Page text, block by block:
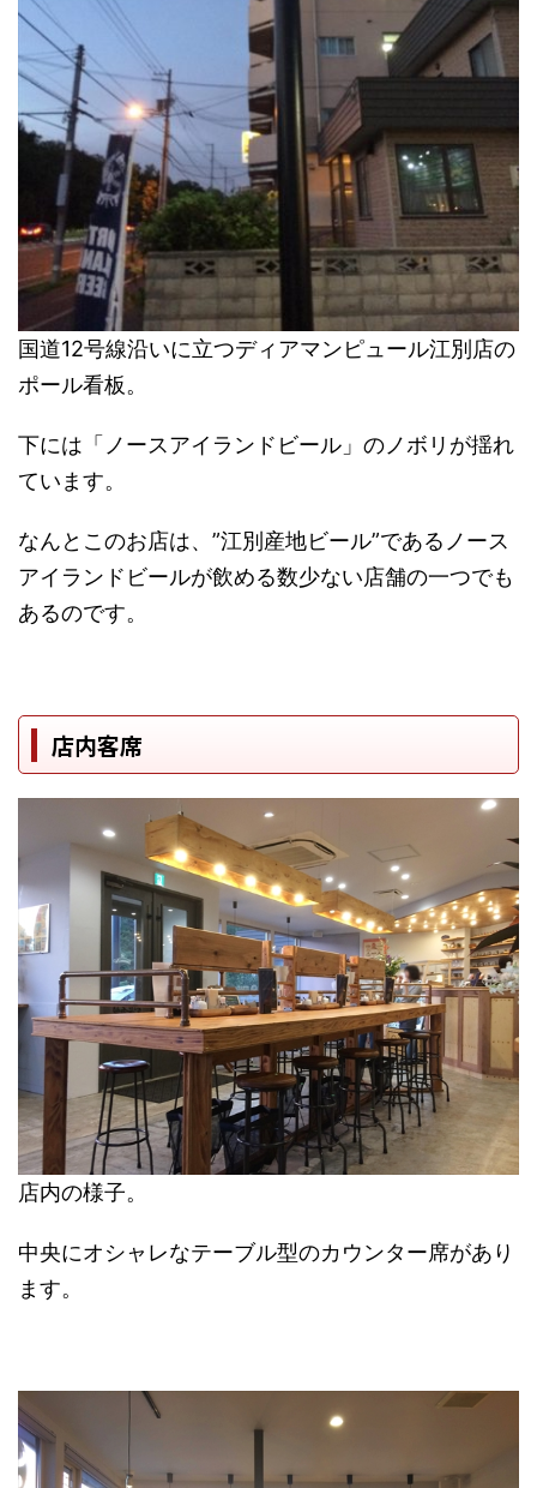
国道12号線沿いに立つディアマンピュール江別店の
ポール看板。
下には「ノースアイランドビール」のノボリが揺れ
ています。
なんとこのお店は、”江別産地ビール”であるノース
アイランドビールが飲める数少ない店舗の一つでも
あるのです。
店内客席
店内の様子。
中央にオシャレなテーブル型のカウンター席があり
ます。